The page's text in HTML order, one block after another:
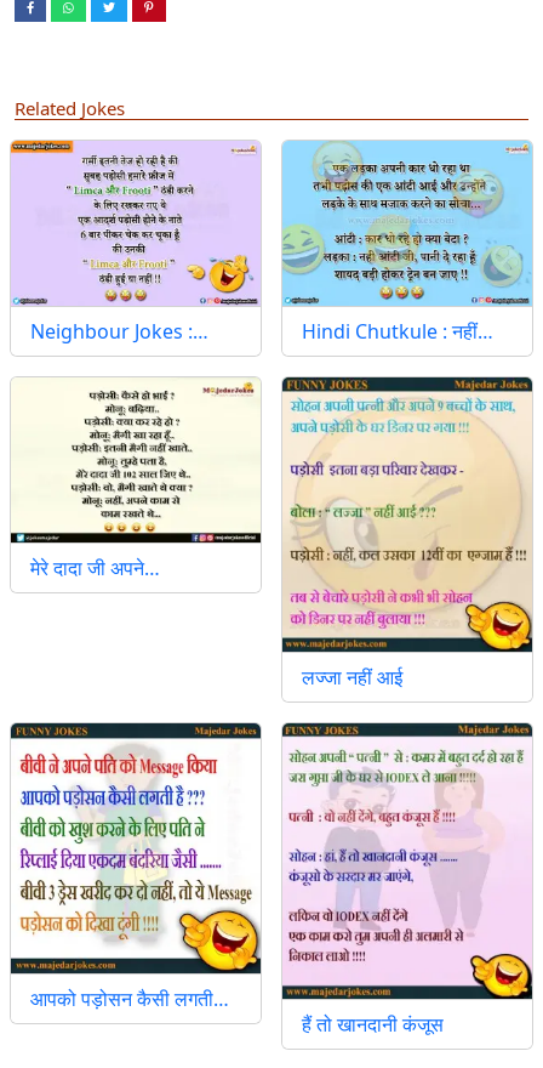
Related Jokes
Neighbour Jokes :… Hindi Chutkule : नहीं…
मेरे दादा जी अपने…
लज्जा नहीं आई
आपको पड़ोसन कैसी लगती…
हैं तो खानदानी कंजूस